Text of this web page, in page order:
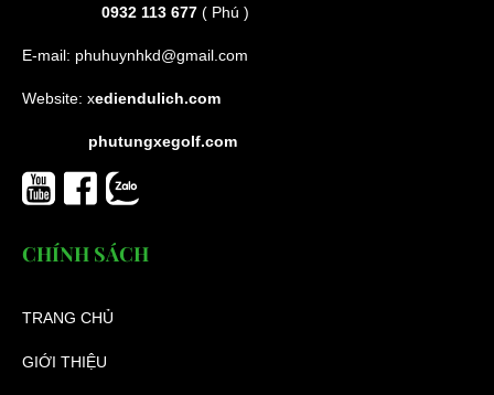
0932 113 677 ( Phú )
E-mail: phuhuynhkd@gmail.com
Website: xediendulich.com
phutungxegolf.com
CHÍNH SÁCH
TRANG CHỦ
GIỚI THIỆU